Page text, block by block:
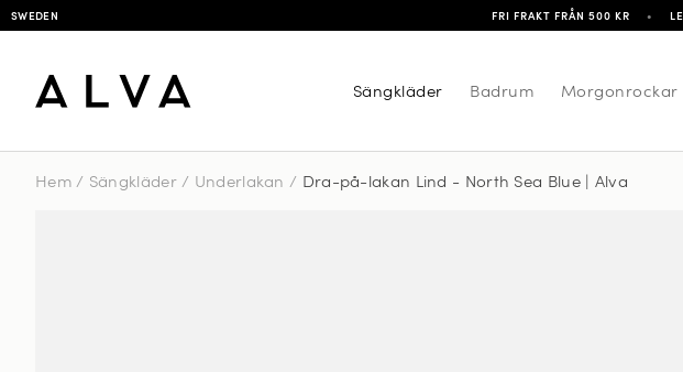
SWEDEN FRI FRAKT FRÅN 500 KR •
Sängkläder Badrum Morgonrockar
Hem/ Sängkläder/ Underlakan / Dra-på-lakan Lind - North Sea Blue | Alva